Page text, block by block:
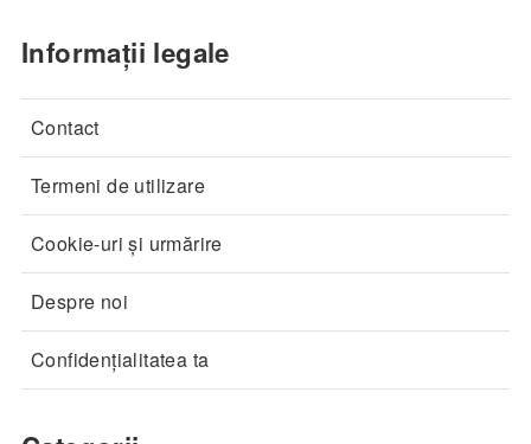
Informații legale
Contact
Termeni de utilizare
Cookie-uri și urmărire
Despre noi
Confidențialitatea ta